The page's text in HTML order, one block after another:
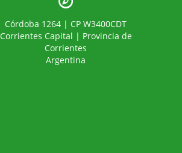
Córdoba 1264 | CP W3400CDT
Corrientes Capital | Provincia de
Corrientes
Argentina